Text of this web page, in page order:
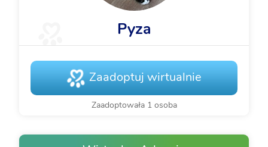
Pyza
Zaadoptuj wirtualnie
Zaadoptowała 1 osoba